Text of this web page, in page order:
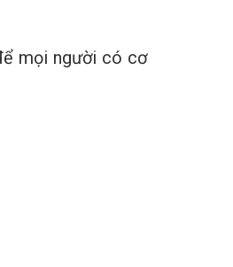
mọi người có cơ